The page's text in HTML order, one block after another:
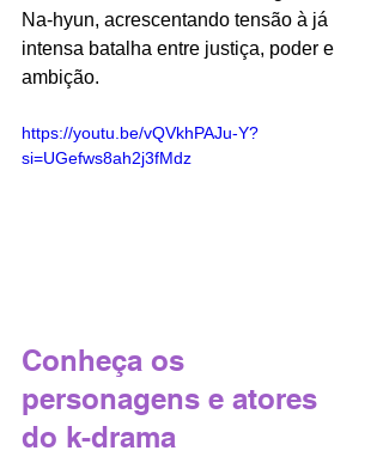
Na‑hyun, acrescentando tensão à já
intensa batalha entre justiça, poder e
ambição.
https://youtu.be/vQVkhPAJu-Y?
si=UGefws8ah2j3fMdz
Conheça os
personagens e atores
do k-drama